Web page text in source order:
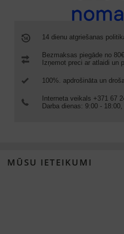
14 dienu atgriešanas
Bezmaksas piegāde no 80€
Izņemot preci ar atlaidi un
100%. apdrošināta un
Interneta veikals +371 67
Darba dienas: 9:00 -
MŪSU IETEIKUMI